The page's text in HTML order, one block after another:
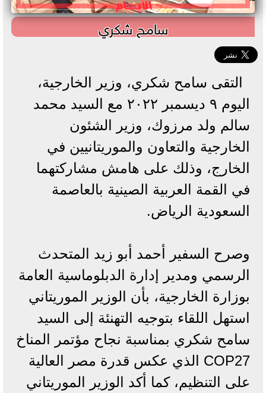
سامح شكري
التقى سامح شكري، وزير الخارجية،
اليوم ۹ ديسمبر ۲۰۲۲ مع السيد محمد
سالم ولد مرزوك، وزير الشئون
الخارجية والتعاون والموريتانيين في
الخارج، وذلك على هامش مشاركتهما
في القمة العربية الصينية بالعاصمة
السعودية الرياض.
وصرح السفير أحمد أبو زيد المتحدث
الرسمي ومدير إدارة الدبلوماسية العامة
بوزارة الخارجية، بأن الوزير الموريتاني
استهل اللقاء بتوجيه التهنئة إلى السيد
سامح شكري بمناسبة نجاح مؤتمر المناخ
COP27 الذي عكس قدرة مصر العالية
على التنظيم، كما أكد الوزير الموريتاني